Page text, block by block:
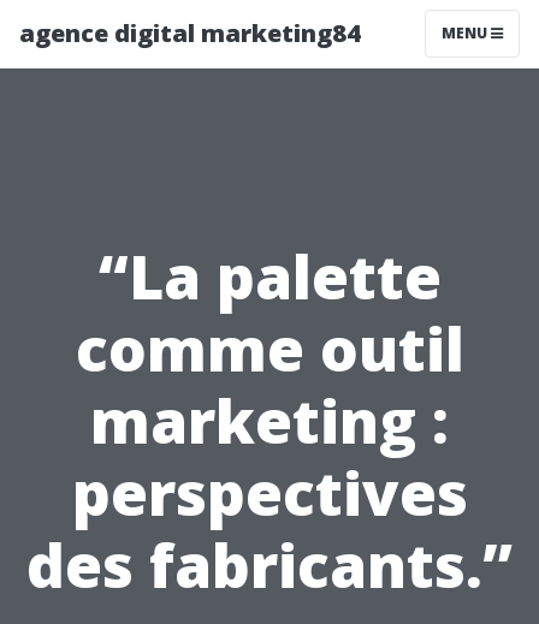
agence digital marketing84 MENU
“La palette
comme outil
marketing :
perspectives
des fabricants.”